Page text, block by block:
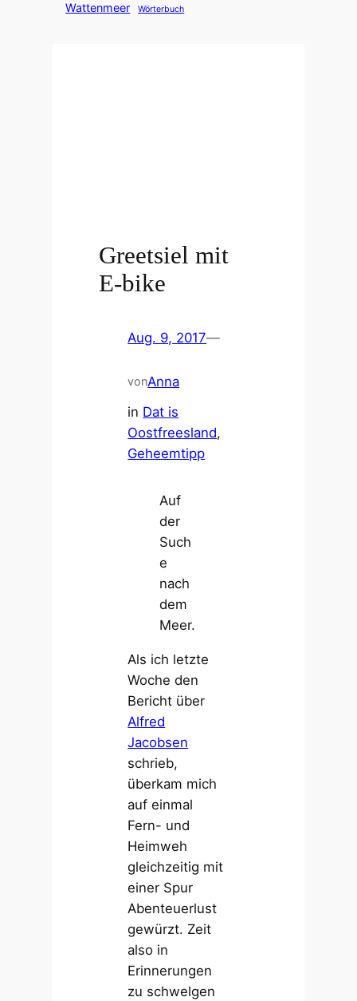
Wattenmeer Wörterbuch
Greetsiel mit
E-bike
Aug. 9, 2017—
vonAnna
in Dat is
Oostfreesland
Geheemtipp
Auf
der
Such
e
nach
dem
Meer.
Als ich letzte
Woche den
Bericht über
Alfred
Jacobsen
schrieb,
überkam mich
auf einmal
Fern- und
Heimweh
gleichzeitig mit
einer Spur
Abenteuerlust
gewürzt. Zeit
also in
Erinnerungen
zu schwelgen